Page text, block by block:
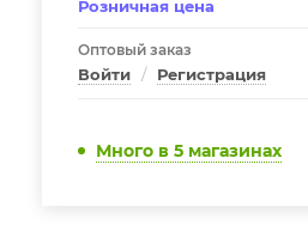
Розничная цена
Оптовый заказ
Войти / Регистрация
Много в 5 магазинах